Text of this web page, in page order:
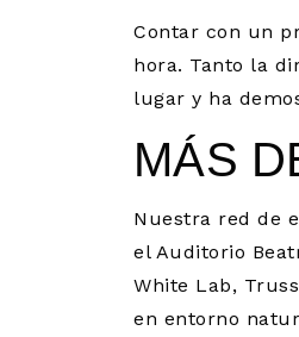
Contar con un
hora. Tanto la
lugar y ha
MÁS
Nuestra red de
el Auditorio
White Lab,
en entorno